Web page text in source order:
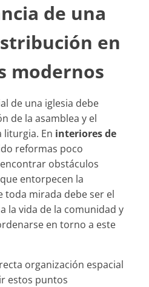
de una
en
modernos
de una iglesia debe
de la asamblea y el
liturgia. En interiores de
reformas poco
obstáculos
entorpecen la
toda mirada debe ser el
la vida de la comunidad y
en torno a este
organización espacial
estos puntos